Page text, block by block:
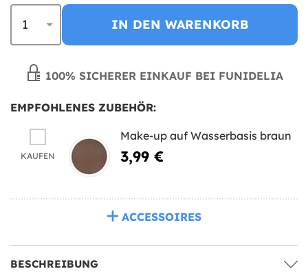
IN DEN WARENKORB
100% SICHERER EINKAUF BEI FUNIDELIA
EMPFOHLENES ZUBEHÖR:
KAUFEN
Make-up auf Wasserbasis braun
3,99 €
ACCESSOIRES
BESCHREIBUNG